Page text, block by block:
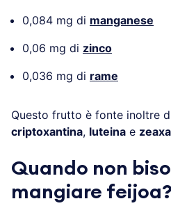
0,084 mg di manganese
0,06 mg di zinco
0,036 mg di rame
Questo frutto è fonte inoltre
criptoxantina, luteina e
Quando non
mangiare feijoa?